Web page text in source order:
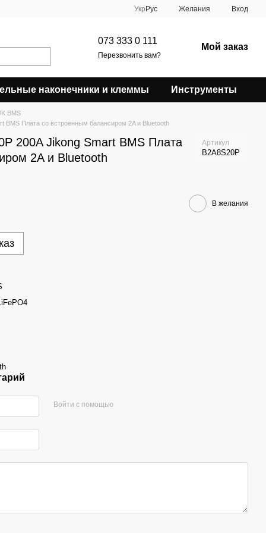
Укр Рус Желания Вход
073 333 0 111
Перезвонить вам?
Мой заказ
наконечники и клеммы Инструменты
BMS
BMS Плата со встроенным балансиром 2A и Bluetooth
200A Jikong Smart BMS Плата
2A и Bluetooth
Артикул
B2A8S20P
В желания
Войти с помощью